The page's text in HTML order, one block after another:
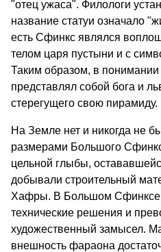
"отец ужаса". Филологи
название статуи означало
есть Сфинкс являлся
телом царя пустыни и с
Таким образом, в
представлял собой бога и
стерегущего свою пирамиду.
На Земле нет и никогда не
размерами Большого
цельной глыбы,
добывали строительный
Хафры. В Большом Сфинксе
технические решения и
художественный замысел.
внешность фараона